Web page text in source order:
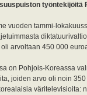
työntekijöitä
vuoden tammi-
arvoltaan 450 000
on Pohjois-Koreassa
joiden arvo oli noin
väritelevisioita: